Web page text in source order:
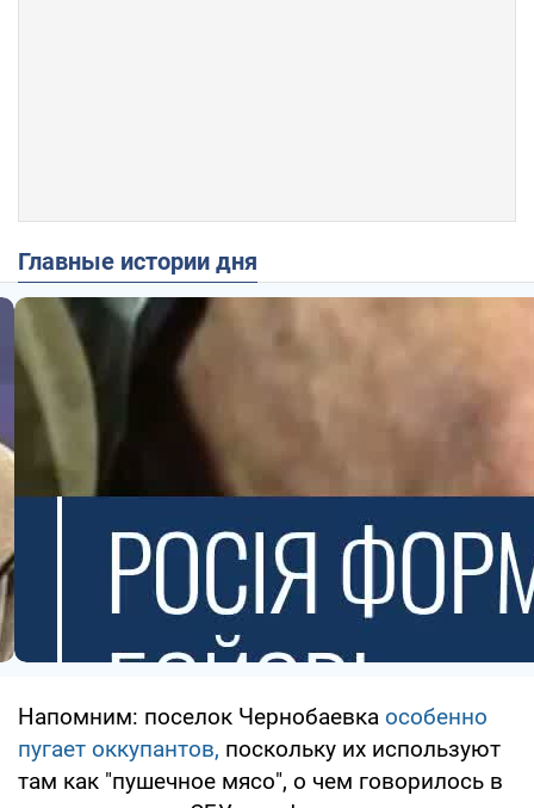
Главные истории дня
Напомним: поселок Чернобаевка особенно
пугает оккупантов, поскольку их используют
там как "пушечное мясо", о чем говорилось в